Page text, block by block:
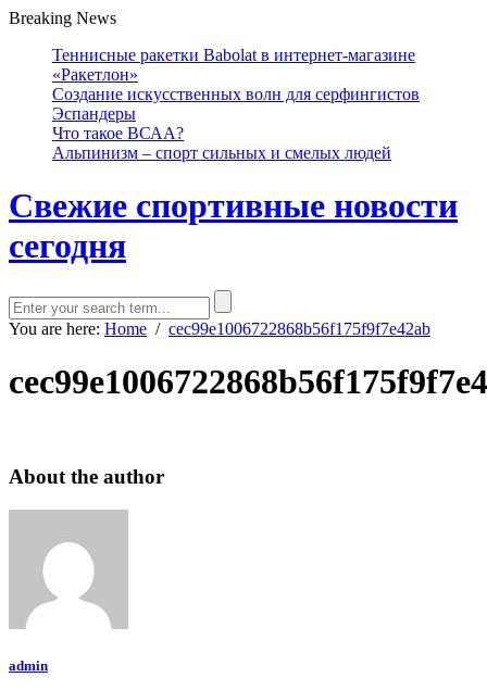
Breaking News
Теннисные ракетки Babolat в интернет-магазине
«Ракетлон»
Создание искусственных волн для серфингистов
Эспандеры
Что такое ВСАА?
Альпинизм – спорт сильных и смелых людей
Свежие спортивные новости
сегодня
You are here: Home / cec99e1006722868b56f175f9f7e42ab
About the author
admin